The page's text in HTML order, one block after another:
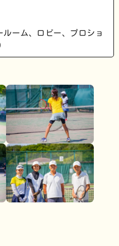
ーム、ロビー、プロショ